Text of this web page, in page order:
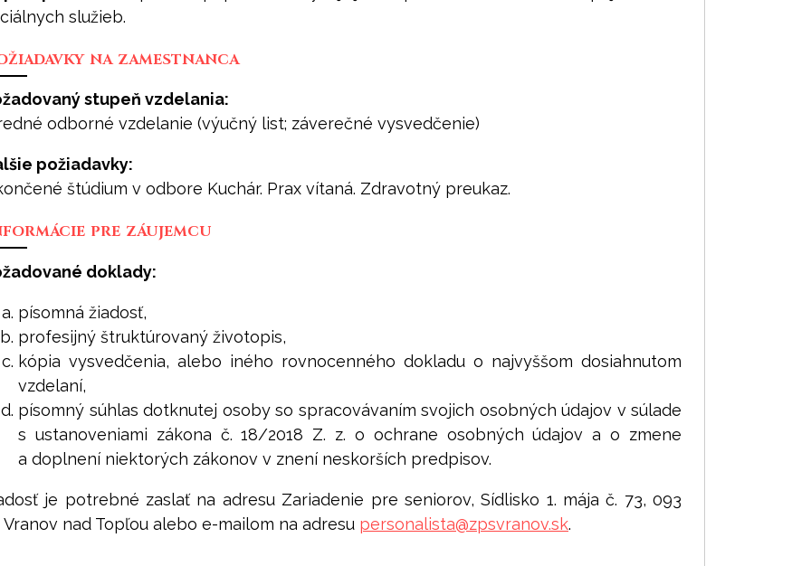
služieb.
na zamestnanca
stupeň vzdelania:
odborné vzdelanie (výučný list; záverečné vysvedčenie)
požiadavky:
štúdium v odbore Kuchár. Prax vítaná. Zdravotný preukaz.
pre záujemcu
doklady:
písomná žiadosť,
profesijný štruktúrovaný životopis,
kópia vysvedčenia, alebo iného rovnocenného dokladu o najvyššom dosiahnutom
vzdelaní,
písomný súhlas dotknutej osoby so spracovávaním svojich osobných údajov v súlade
s ustanoveniami zákona č. 18/2018 Z. z. o ochrane osobných údajov a o zmene
a doplnení niektorých zákonov v znení neskorších predpisov.
je potrebné zaslať na adresu Zariadenie pre seniorov, Sídlisko 1. mája č. 73, 093
Vranov nad Topľou alebo e-mailom na adresu personalista@zpsvranov.sk.